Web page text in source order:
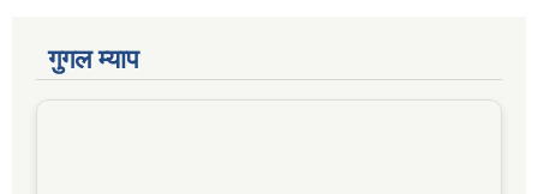
गुगल म्याप